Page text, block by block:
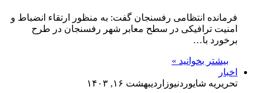
فرمانده انتظامی رفسنجان گفت: به منظور ارتقاء انضباط و
امنیت ترافیکی در سطح معابر شهر رفسنجان در طرح
برخورد با…
بیشتر بخوانید »
اخبار
تحریریه شایوردنیوز اردیبهشت ۱۶, ۱۴۰۳